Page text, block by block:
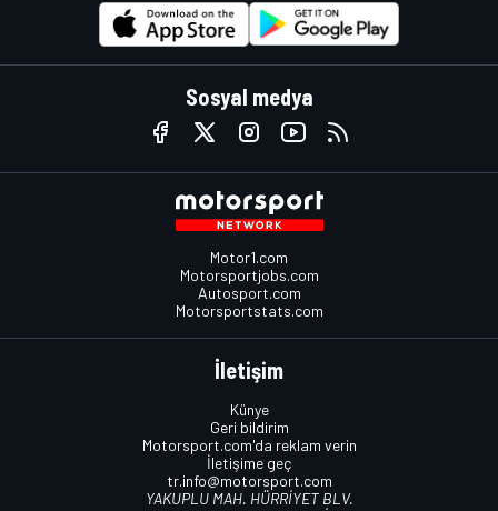
Sosyal medya
Motor1.com
Motorsportjobs.com
Autosport.com
Motorsportstats.com
İletişim
Künye
Geri bildirim
Motorsport.com'da reklam verin
İletişime geç
tr.info@motorsport.com
YAKUPLU MAH. HÜRRİYET BLV.